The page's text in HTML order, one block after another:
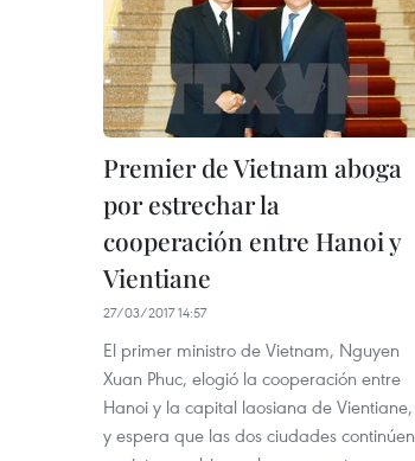
Premier de Vietnam aboga
por estrechar la
cooperación entre Hanoi y
Vientiane
27/03/2017 14:57
El primer ministro de Vietnam, Nguyen
Xuan Phuc, elogió la cooperación entre
Hanoi y la capital laosiana de Vientiane,
y espera que las dos ciudades continúen